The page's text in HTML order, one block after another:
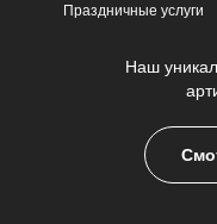
Праздничные услуги
Наш